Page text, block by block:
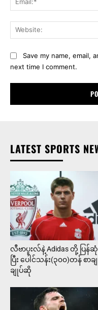
Save my name, email,
next time I comment.
LATEST SPORTS
လီဗာပူးလ်နဲ့ Adidas တို့ ပြန်
ပြီး ပေါင်သန်း(၃၀၀)တန် စာခ
ချုပ်ဆို